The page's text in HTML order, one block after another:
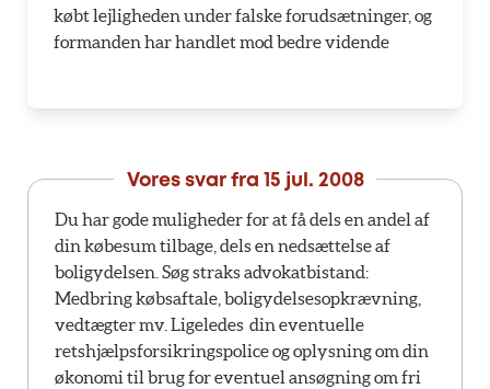
købt lejligheden under falske forudsætninger, og
formanden har handlet mod bedre vidende
Vores svar fra 15 jul. 2008
Du har gode muligheder for at få dels en andel af
din købesum tilbage, dels en nedsættelse af
boligydelsen. Søg straks advokatbistand:
Medbring købsaftale, boligydelsesopkrævning,
vedtægter mv. Ligeledes din eventuelle
retshjælpsforsikringspolice og oplysning om din
økonomi til brug for eventuel ansøgning om fri